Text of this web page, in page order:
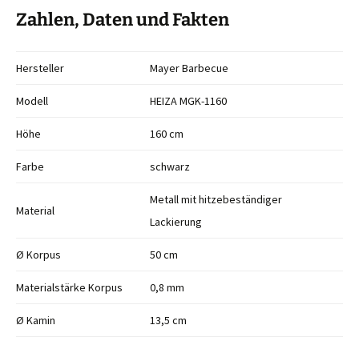
Zahlen, Daten und Fakten
Hersteller Mayer Barbecue
Modell HEIZA MGK-1160
Höhe 160 cm
Farbe schwarz
Material
Metall mit hitzebeständiger
Lackierung
Ø Korpus 50 cm
Materialstärke Korpus 0,8 mm
Ø Kamin 13,5 cm